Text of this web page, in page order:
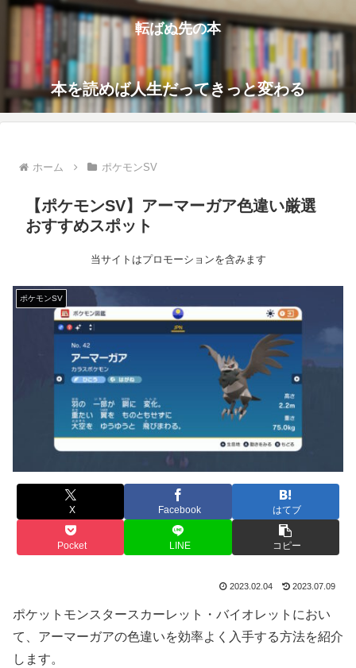
転ばぬ先の本
本を読めば人生だってきっと変わる
ホーム ポケモンSV
【ポケモンSV】アーマーガア色違い厳選
おすすめスポット
当サイトはプロモーションを含みます
ポケモンSV
X Facebook はてブ
Pocket LINE コピー
2023.02.04 2023.07.09
ポケットモンスタースカーレット・バイオレットにおい
て、アーマーガアの色違いを効率よく入手する方法を紹介
します。